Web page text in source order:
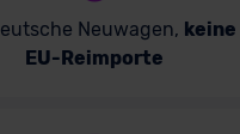
Neuwagen, keine
EU-Reimporte